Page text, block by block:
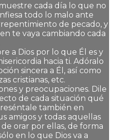
cada día lo que no
todo lo malo ante
de pecado, y
te vaya cambiando cada
a Dios por lo que Él es y
hacia ti. Adóralo
sincera a Él, así como
cristianas, etc.
y preocupaciones. Dile
de cada situación qué
también en
amigos y todas aquellas
orar por ellas, de forma
en lo que Dios va a